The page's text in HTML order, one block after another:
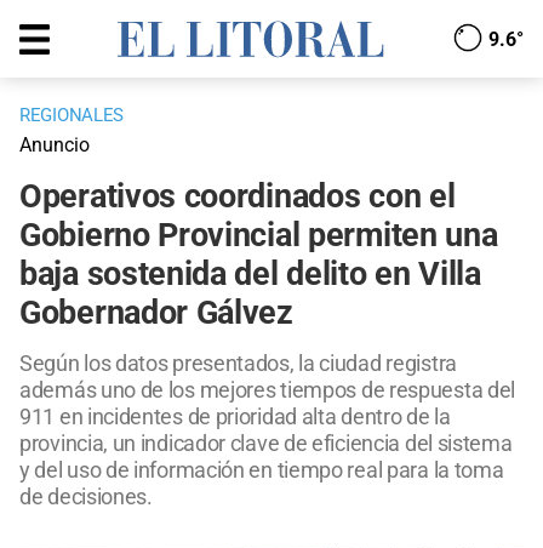
9.6°
REGIONALES
Anuncio
Operativos coordinados con el
Gobierno Provincial permiten una
baja sostenida del delito en Villa
Gobernador Gálvez
Según los datos presentados, la ciudad registra
además uno de los mejores tiempos de respuesta del
911 en incidentes de prioridad alta dentro de la
provincia, un indicador clave de eficiencia del sistema
y del uso de información en tiempo real para la toma
de decisiones.